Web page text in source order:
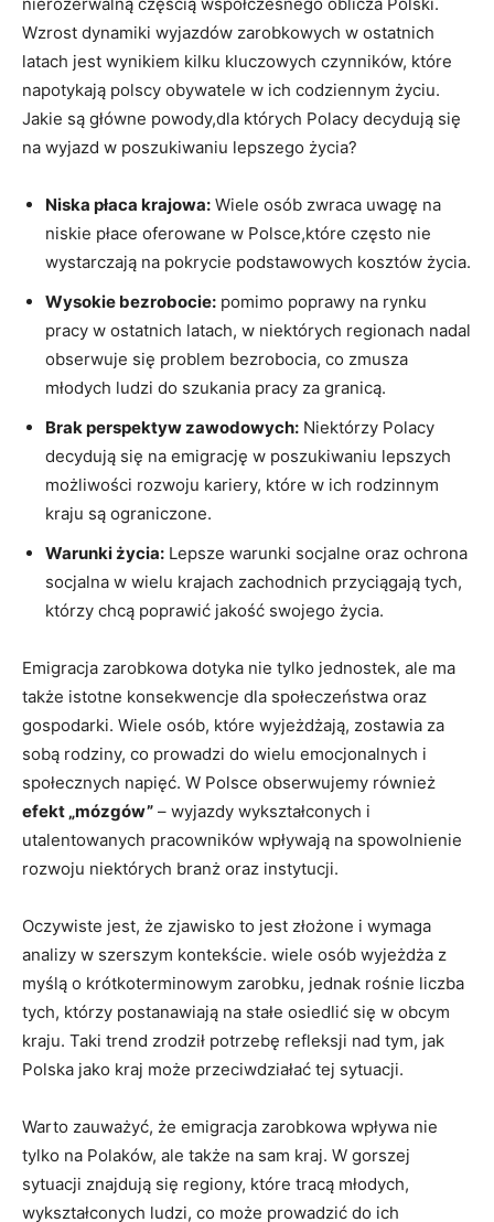
Wzrost dynamiki wyjazdów zarobkowych w ostatnich
latach jest wynikiem kilku kluczowych czynników, które
napotykają polscy obywatele w ich codziennym życiu.
Jakie są główne powody,dla których Polacy decydują się
na wyjazd w poszukiwaniu lepszego życia?
Niska płaca krajowa: Wiele osób zwraca uwagę na
niskie płace oferowane w Polsce,które często nie
wystarczają na pokrycie podstawowych kosztów życia.
Wysokie bezrobocie: pomimo poprawy na rynku
pracy w ostatnich latach, w niektórych regionach nadal
obserwuje się problem bezrobocia, co zmusza
młodych ludzi do szukania pracy za granicą.
Brak perspektyw zawodowych: Niektórzy Polacy
decydują się na emigrację w poszukiwaniu lepszych
możliwości rozwoju kariery, które w ich rodzinnym
kraju są ograniczone.
Warunki życia: Lepsze warunki socjalne oraz ochrona
socjalna w wielu krajach zachodnich przyciągają tych,
którzy chcą poprawić jakość swojego życia.
Emigracja zarobkowa dotyka nie tylko jednostek, ale ma
także istotne konsekwencje dla społeczeństwa oraz
gospodarki. Wiele osób, które wyjeżdżają, zostawia za
sobą rodziny, co prowadzi do wielu emocjonalnych i
społecznych napięć. W Polsce obserwujemy również
efekt „mózgów” – wyjazdy wykształconych i
utalentowanych pracowników wpływają na spowolnienie
rozwoju niektórych branż oraz instytucji.
Oczywiste jest, że zjawisko to jest złożone i wymaga
analizy w szerszym kontekście. wiele osób wyjeżdża z
myślą o krótkoterminowym zarobku, jednak rośnie liczba
tych, którzy postanawiają na stałe osiedlić się w obcym
kraju. Taki trend zrodził potrzebę refleksji nad tym, jak
Polska jako kraj może przeciwdziałać tej sytuacji.
Warto zauważyć, że emigracja zarobkowa wpływa nie
tylko na Polaków, ale także na sam kraj. W gorszej
sytuacji znajdują się regiony, które tracą młodych,
wykształconych ludzi, co może prowadzić do ich